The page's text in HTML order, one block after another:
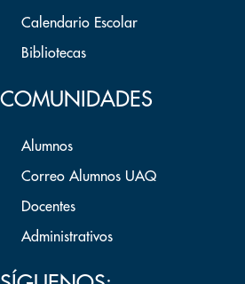
Calendario Escolar
Bibliotecas
COMUNIDADES
Alumnos
Correo Alumnos UAQ
Docentes
Administrativos